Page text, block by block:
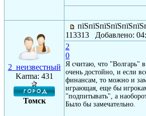
2_неизвестный
Karma: 431
Томск
113313 Добавлено:
2
0
Я считаю, что "Волгарь"
очень достойно, и если
финансам, то можно и
играющая, еще бы
"подпитывать", а
Было бы замечательно.